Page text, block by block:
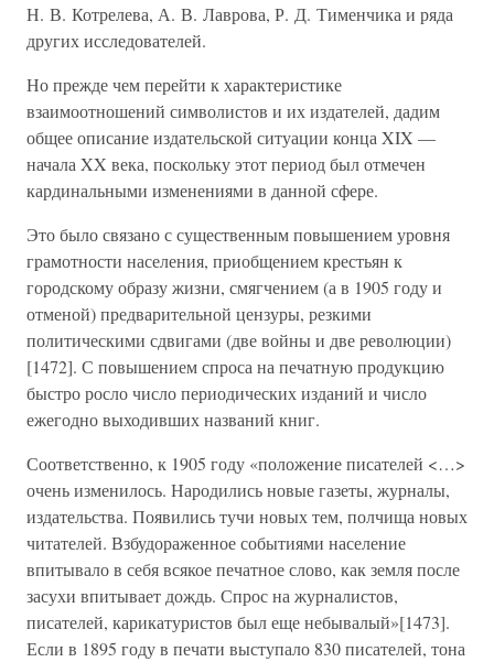
Н. В. Котрелева, А. В. Лаврова, Р. Д. Тименчика и ряда
других исследователей.
Но прежде чем перейти к характеристике
взаимоотношений символистов и их издателей, дадим
общее описание издательской ситуации конца XIX —
начала XX века, поскольку этот период был отмечен
кардинальными изменениями в данной сфере.
Это было связано с существенным повышением уровня
грамотности населения, приобщением крестьян к
городскому образу жизни, смягчением (а в 1905 году и
отменой) предварительной цензуры, резкими
политическими сдвигами (две войны и две революции)
[1472]. С повышением спроса на печатную продукцию
быстро росло число периодических изданий и число
ежегодно выходивших названий книг.
Соответственно, к 1905 году «положение писателей <…>
очень изменилось. Народились новые газеты, журналы,
издательства. Появились тучи новых тем, полчища новых
читателей. Взбудораженное событиями население
впитывало в себя всякое печатное слово, как земля после
засухи впитывает дождь. Спрос на журналистов,
писателей, карикатуристов был еще небывалый»[1473].
Если в 1895 году в печати выступало 830 писателей, тона